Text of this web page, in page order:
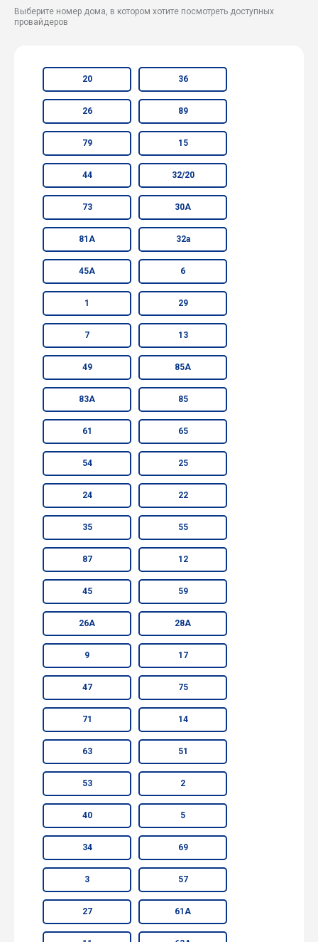
Выберите номер дома, в котором хотите посмотреть доступных
провайдеров
20 36
26 89
79 15
44 32/20
73 30А
81А 32а
45А 6
1 29
7 13
49 85А
83А 85
61 65
54 25
24 22
35 55
87 12
45 59
26А 28А
9 17
47 75
71 14
63 51
53 2
40 5
34 69
3 57
27 61А